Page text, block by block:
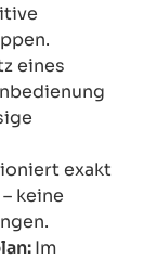
eines
exakt
keine
Im